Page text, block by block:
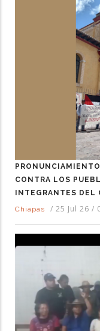
CONTRA LOS
INTEGRANTES
Chiapas
/ 25 Jul 26 /